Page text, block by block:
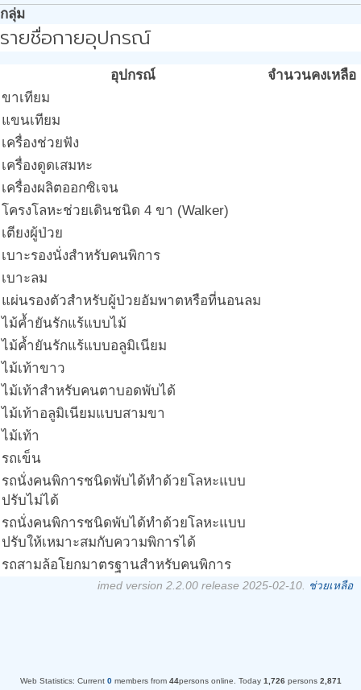
กลุ่ม
รายชื่อกายอุปกรณ์
อุปกรณ์
จำนวนคงเหลือ
ขาเทียม
แขนเทียม
เครื่องช่วยฟัง
เครื่องดูดเสมหะ
เครื่องผลิตออกซิเจน
โครงโลหะช่วยเดินชนิด 4 ขา (Walker)
เตียงผู้ป่วย
เบาะรองนั่งสำหรับคนพิการ
เบาะลม
แผ่นรองตัวสำหรับผู้ป่วยอัมพาตหรือที่นอนลม
ไม้ค้ำยันรักแร้แบบไม้
ไม้ค้ำยันรักแร้แบบอลูมิเนียม
ไม้เท้าขาว
ไม้เท้าสำหรับคนตาบอดพับได้
ไม้เท้าอลูมิเนียมแบบสามขา
ไม้เท้า
รถเข็น
รถนั่งคนพิการชนิดพับได้ทำด้วยโลหะแบบ
ปรับไม่ได้
รถนั่งคนพิการชนิดพับได้ทำด้วยโลหะแบบ
ปรับให้เหมาะสมกับความพิการได้
รถสามล้อโยกมาตรฐานสำหรับคนพิการ
imed version 2.2.00 release 2025-02-10. ช่วยเหลือ
Web Statistics: Current 0members from 44persons online. Today 1,726persons 2,871